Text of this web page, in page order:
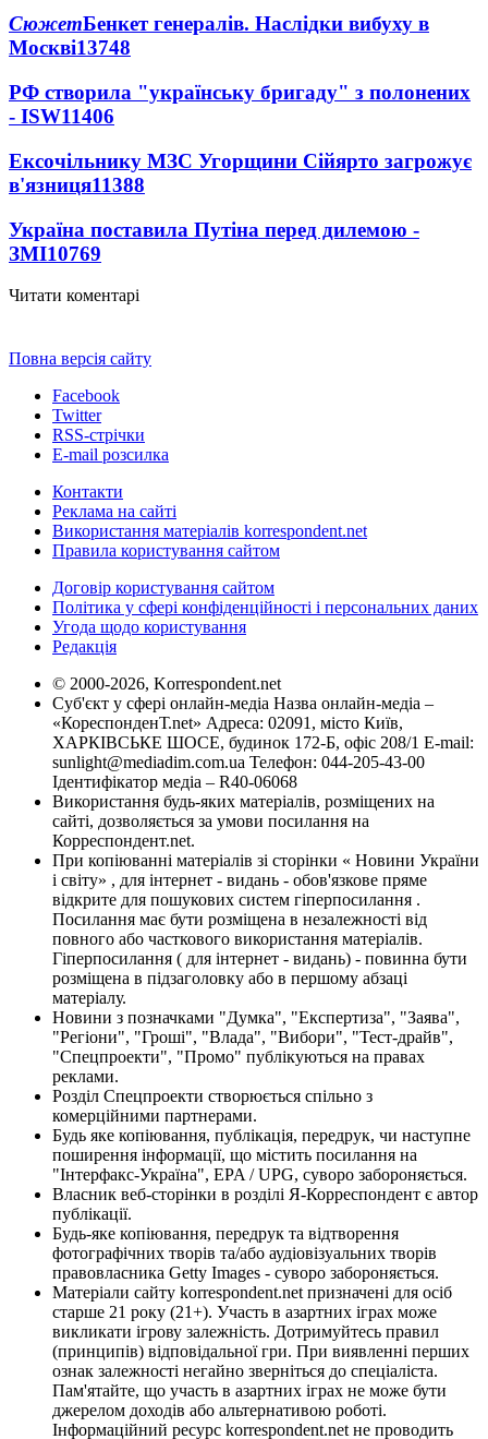
СюжетБенкет генералів. Наслідки вибуху в
Москві13748
РФ створила "українську бригаду" з полонених
- ISW11406
Ексочільнику МЗС Угорщини Сійярто загрожує
в'язниця11388
Україна поставила Путіна перед дилемою -
ЗМІ10769
Читати коментарі
Повна версія сайту
Facebook
Twitter
RSS-стрічки
E-mail розсилка
Контакти
Реклама на сайті
Використання матеріалів korrespondent.net
Правила користування сайтом
Договір користування сайтом
Політика у сфері конфіденційності і персональних даних
Угода щодо користування
Редакція
© 2000-2026, Korrespondent.net
Суб'єкт у сфері онлайн-медіа Назва онлайн-медіа –
«КореспонденТ.net» Адреса: 02091, місто Київ,
ХАРКІВСЬКЕ ШОСЕ, будинок 172-Б, офіс 208/1 E-mail:
sunlight@mediadim.com.ua Телефон: 044-205-43-00
Ідентифікатор медіа – R40-06068
Використання будь-яких матеріалів, розміщених на
сайті, дозволяється за умови посилання на
Корреспондент.net.
При копіюванні матеріалів зі сторінки « Новини України
і світу» , для інтернет - видань - обов'язкове пряме
відкрите для пошукових систем гіперпосилання .
Посилання має бути розміщена в незалежності від
повного або часткового використання матеріалів.
Гіперпосилання ( для інтернет - видань) - повинна бути
розміщена в підзаголовку або в першому абзаці
матеріалу.
Новини з позначками "Думка", "Експертиза", "Заява",
"Регіони", "Гроші", "Влада", "Вибори", "Тест-драйв",
"Спецпроекти", "Промо" публікуються на правах
реклами.
Розділ Спецпроекти створюється спільно з
комерційними партнерами.
Будь яке копіювання, публікація, передрук, чи наступне
поширення інформації, що містить посилання на
"Інтерфакс-Україна", EPA / UPG, суворо забороняється.
Власник веб-сторінки в розділі Я-Корреспондент є автор
публікації.
Будь-яке копіювання, передрук та відтворення
фотографічних творів та/або аудіовізуальних творів
правовласника Getty Images - суворо забороняється.
Матеріали сайту korrespondent.net призначені для осіб
старше 21 року (21+). Участь в азартних іграх може
викликати ігрову залежність. Дотримуйтесь правил
(принципів) відповідальної гри. При виявленні перших
ознак залежності негайно зверніться до спеціаліста.
Пам'ятайте, що участь в азартних іграх не може бути
джерелом доходів або альтернативою роботі.
Інформаційний ресурс korrespondent.net не проводить